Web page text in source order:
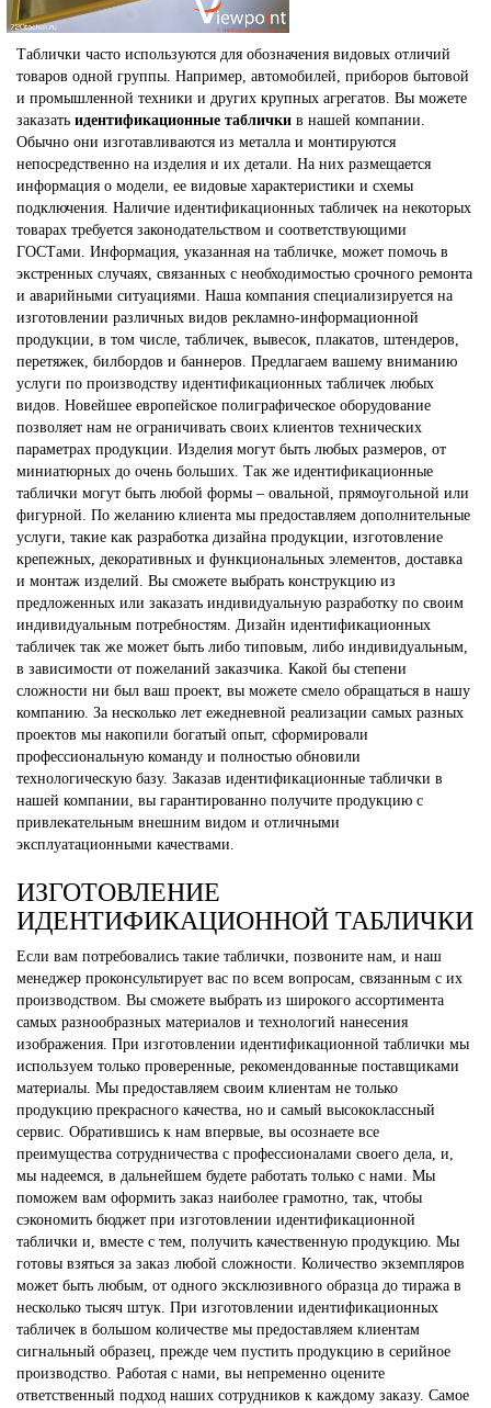
Таблички часто используются для обозначения видовых отличий
товаров одной группы. Например, автомобилей, приборов бытовой
и промышленной техники и других крупных агрегатов. Вы можете
заказать идентификационные таблички в нашей компании.
Обычно они изготавливаются из металла и монтируются
непосредственно на изделия и их детали. На них размещается
информация о модели, ее видовые характеристики и схемы
подключения. Наличие идентификационных табличек на некоторых
товарах требуется законодательством и соответствующими
ГОСТами. Информация, указанная на табличке, может помочь в
экстренных случаях, связанных с необходимостью срочного ремонта
и аварийными ситуациями. Наша компания специализируется на
изготовлении различных видов рекламно-информационной
продукции, в том числе, табличек, вывесок, плакатов, штендеров,
перетяжек, билбордов и баннеров. Предлагаем вашему вниманию
услуги по производству идентификационных табличек любых
видов. Новейшее европейское полиграфическое оборудование
позволяет нам не ограничивать своих клиентов технических
параметрах продукции. Изделия могут быть любых размеров, от
миниатюрных до очень больших. Так же идентификационные
таблички могут быть любой формы – овальной, прямоугольной или
фигурной. По желанию клиента мы предоставляем дополнительные
услуги, такие как разработка дизайна продукции, изготовление
крепежных, декоративных и функциональных элементов, доставка
и монтаж изделий. Вы сможете выбрать конструкцию из
предложенных или заказать индивидуальную разработку по своим
индивидуальным потребностям. Дизайн идентификационных
табличек так же может быть либо типовым, либо индивидуальным,
в зависимости от пожеланий заказчика. Какой бы степени
сложности ни был ваш проект, вы можете смело обращаться в нашу
компанию. За несколько лет ежедневной реализации самых разных
проектов мы накопили богатый опыт, сформировали
профессиональную команду и полностью обновили
технологическую базу. Заказав идентификационные таблички в
нашей компании, вы гарантированно получите продукцию с
привлекательным внешним видом и отличными
эксплуатационными качествами.
ИЗГОТОВЛЕНИЕ
ИДЕНТИФИКАЦИОННОЙ ТАБЛИЧКИ
Если вам потребовались такие таблички, позвоните нам, и наш
менеджер проконсультирует вас по всем вопросам, связанным с их
производством. Вы сможете выбрать из широкого ассортимента
самых разнообразных материалов и технологий нанесения
изображения. При изготовлении идентификационной таблички мы
используем только проверенные, рекомендованные поставщиками
материалы. Мы предоставляем своим клиентам не только
продукцию прекрасного качества, но и самый высококлассный
сервис. Обратившись к нам впервые, вы осознаете все
преимущества сотрудничества с профессионалами своего дела, и,
мы надеемся, в дальнейшем будете работать только с нами. Мы
поможем вам оформить заказ наиболее грамотно, так, чтобы
сэкономить бюджет при изготовлении идентификационной
таблички и, вместе с тем, получить качественную продукцию. Мы
готовы взяться за заказ любой сложности. Количество экземпляров
может быть любым, от одного эксклюзивного образца до тиража в
несколько тысяч штук. При изготовлении идентификационных
табличек в большом количестве мы предоставляем клиентам
сигнальный образец, прежде чем пустить продукцию в серийное
производство. Работая с нами, вы непременно оцените
ответственный подход наших сотрудников к каждому заказу. Самое